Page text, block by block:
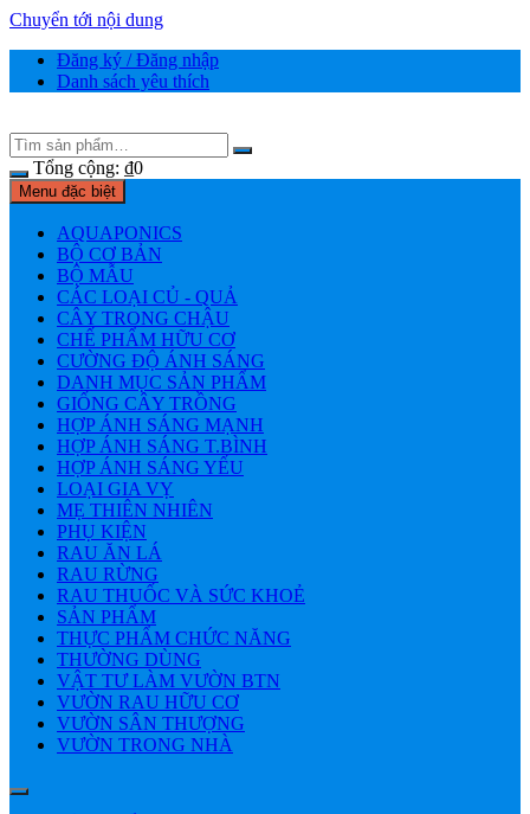
Chuyển tới nội dung
Đăng ký / Đăng nhập
Danh sách yêu thích
Tổng cộng: ₫0
Menu đặc biệt
AQUAPONICS
BỘ CƠ BẢN
BỘ MẪU
CÁC LOẠI CỦ - QUẢ
CÂY TRONG CHẬU
CHẾ PHẨM HỮU CƠ
CƯỜNG ĐỘ ÁNH SÁNG
DANH MỤC SẢN PHẨM
GIỐNG CÂY TRỒNG
HỢP ÁNH SÁNG MẠNH
HỢP ÁNH SÁNG T.BÌNH
HỢP ÁNH SÁNG YẾU
LOẠI GIA VỴ
MẸ THIÊN NHIÊN
PHỤ KIỆN
RAU ĂN LÁ
RAU RỪNG
RAU THUỐC VÀ SỨC KHOẺ
SẢN PHẨM
THỰC PHẨM CHỨC NĂNG
THƯỜNG DÙNG
VẬT TƯ LÀM VƯỜN BTN
VƯỜN RAU HỮU CƠ
VƯỜN SÂN THƯỢNG
VƯỜN TRONG NHÀ